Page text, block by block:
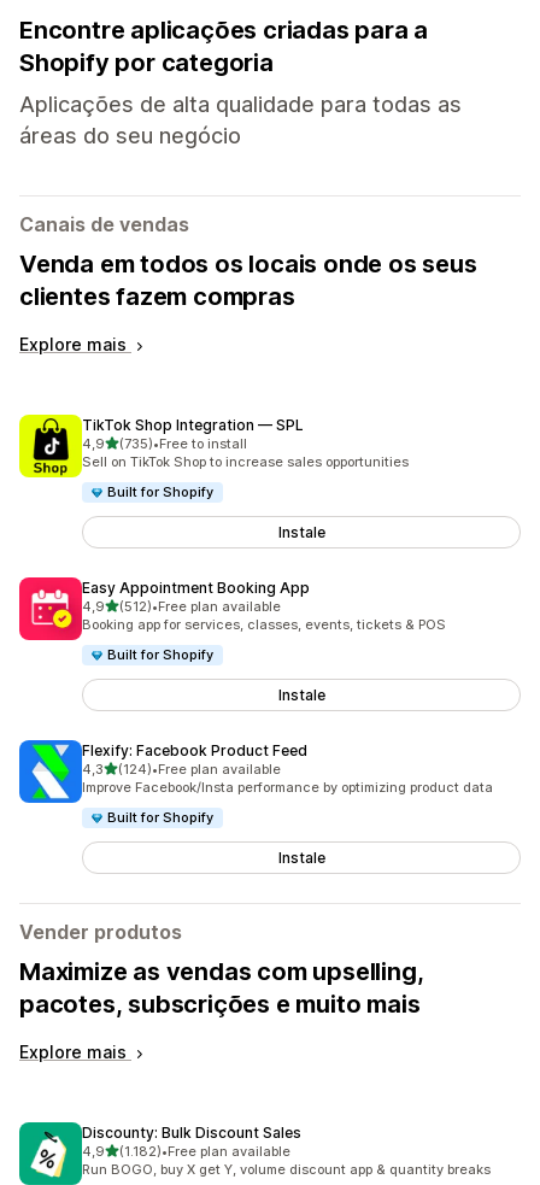
Encontre aplicações criadas para a
Shopify por categoria
Aplicações de alta qualidade para todas as
áreas do seu negócio
Canais de vendas
Venda em todos os locais onde os seus
clientes fazem compras
Explore mais
TikTok Shop Integration — SPL
4,9de 5 estrelas
(735)
735 total de avaliações
•Free to install
Sell on TikTok Shop to increase sales opportunities
Built for Shopify
Instale
Easy Appointment Booking App
4,9de 5 estrelas
(512)
512 total de avaliações
•Free plan available
Booking app for services, classes, events, tickets & POS
Built for Shopify
Instale
Flexify: Facebook Product Feed
4,3de 5 estrelas
(124)
124 total de avaliações
•Free plan available
Improve Facebook/Insta performance by optimizing product data
Built for Shopify
Instale
Vender produtos
Maximize as vendas com upselling,
pacotes, subscrições e muito mais
Explore mais
Discounty: Bulk Discount Sales
4,9de 5 estrelas
(1.182)
1182 total de avaliações
•Free plan available
Run BOGO, buy X get Y, volume discount app & quantity breaks